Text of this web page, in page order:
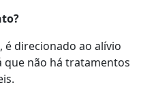
direcionado ao alívio
que não há tratamentos